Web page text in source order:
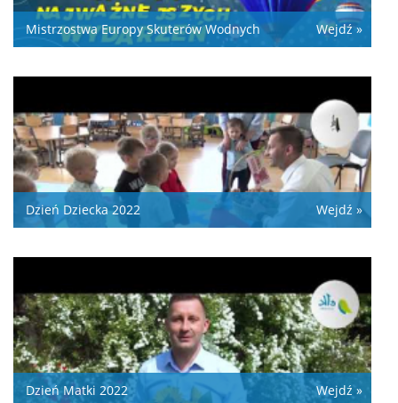
Mistrzostwa Europy Skuterów Wodnych Wejdź »
Dzień Dziecka 2022 Wejdź »
Dzień Matki 2022 Wejdź »